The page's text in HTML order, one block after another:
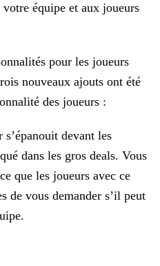
équipe et aux joueurs
pour les joueurs
nouveaux ajouts ont été
des joueurs :
s’épanouit devant les
dans les gros deals. Vous
que les joueurs avec ce
de vous demander s’il peut